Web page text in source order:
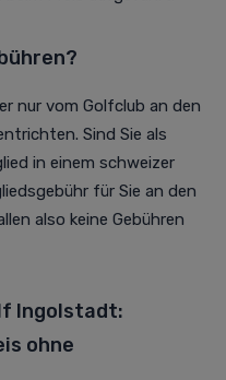
nur vom Golfclub an den
Sind Sie als
in einem schweizer
für Sie an den
also keine Gebühren
Ingolstadt:
ohne